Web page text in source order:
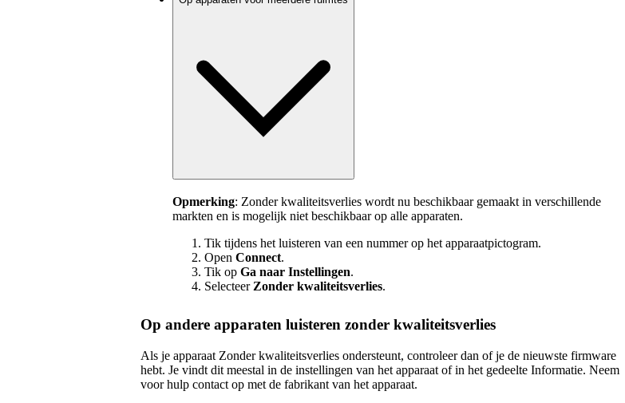
Opmerking: Zonder kwaliteitsverlies wordt nu beschikbaar gemaakt in verschillende
markten en is mogelijk niet beschikbaar op alle apparaten.
Tik tijdens het luisteren van een nummer op het apparaatpictogram.
Open Connect.
Tik op Ga naar Instellingen.
Selecteer Zonder kwaliteitsverlies.
Op andere apparaten luisteren zonder kwaliteitsverlies
Als je apparaat Zonder kwaliteitsverlies ondersteunt, controleer dan of je de nieuwste firmware
hebt. Je vindt dit meestal in de instellingen van het apparaat of in het gedeelte Informatie. Neem
voor hulp contact op met de fabrikant van het apparaat.